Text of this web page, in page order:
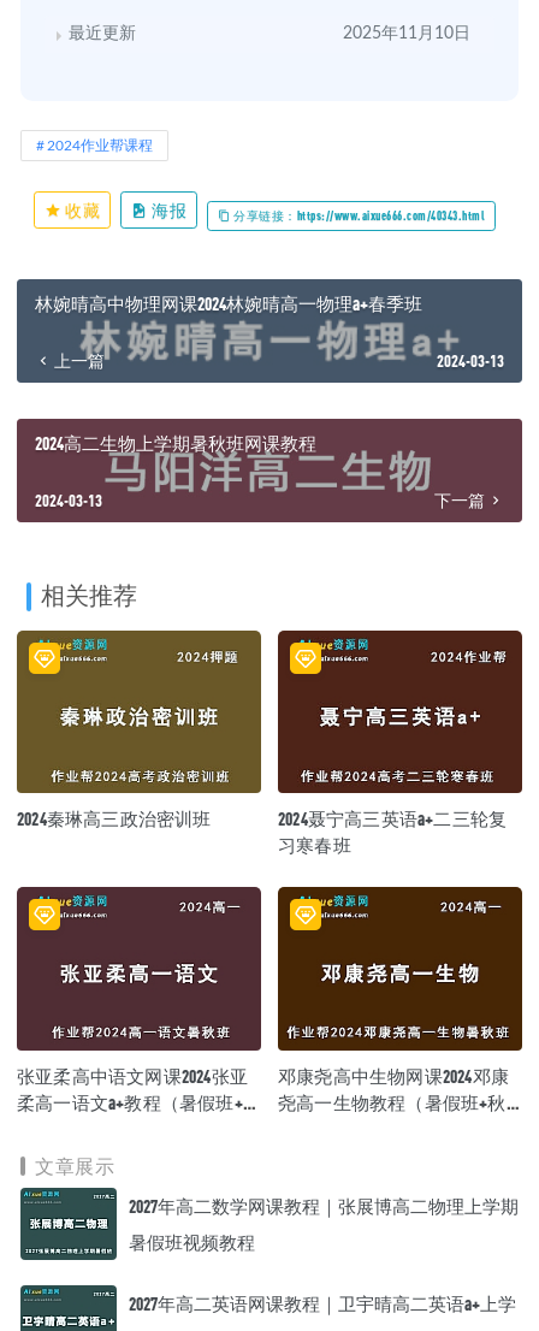
最近更新 2025年11月10日
2024作业帮课程
收藏 海报 分享链接：https://www.aixue666.com/40343.html
林婉晴高中物理网课2024林婉晴高一物理a+春季班
上一篇 2024-03-13
2024高二生物上学期暑秋班网课教程
2024-03-13 下一篇
相关推荐
2024秦琳高三政治密训班
2024聂宁高三英语a+二三轮复
习寒春班
张亚柔高中语文网课2024张亚
柔高一语文a+教程（暑假班+秋
邓康尧高中生物网课2024邓康
尧高一生物教程（暑假班+秋
文章展示
2027年高二数学网课教程｜张展博高二物理上学期
暑假班视频教程
2027年高二英语网课教程｜卫宇晴高二英语a+上学